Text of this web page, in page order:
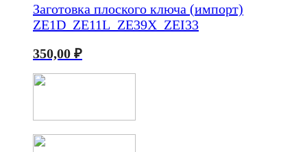
Заготовка плоского ключа (импорт)
ZE1D_ZE11L_ZE39X_ZEI33
350,00 ₽